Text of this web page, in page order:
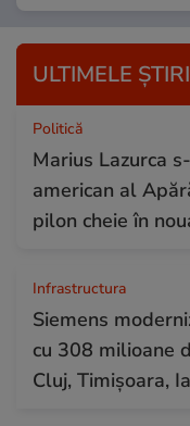
ULTIMELE ȘTIRI
Politică
Marius Lazurca
american al
pilon cheie în
Infrastructura
Siemens
cu 308 milioane
Cluj, Timişoara,